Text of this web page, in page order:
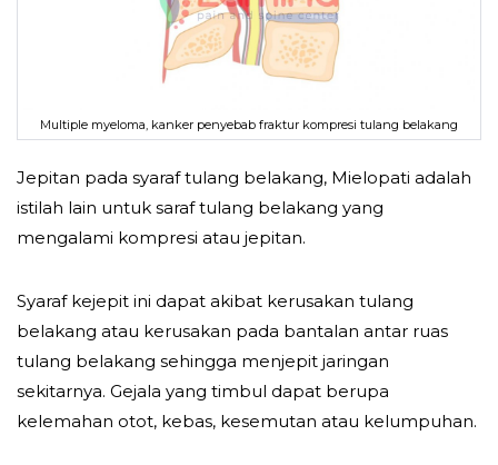
Multiple myeloma, kanker penyebab fraktur kompresi tulang belakang
Jepitan pada syaraf tulang belakang, Mielopati adalah
istilah lain untuk saraf tulang belakang yang
mengalami kompresi atau jepitan.
Syaraf kejepit ini dapat akibat kerusakan tulang
belakang atau kerusakan pada bantalan antar ruas
tulang belakang sehingga menjepit jaringan
sekitarnya. Gejala yang timbul dapat berupa
kelemahan otot, kebas, kesemutan atau kelumpuhan.